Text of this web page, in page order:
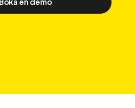
Data och analysverktyg
Boka en demo